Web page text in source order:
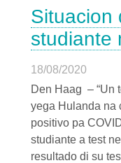
Situacion
studiante
18/08/2020
Den Haag – “Un
yega Hulanda na
positivo pa
studiante a test
resultado di su